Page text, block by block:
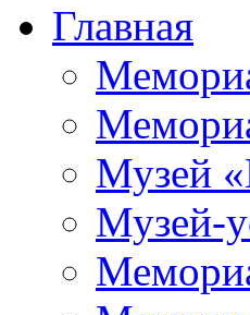
Главная
Музей
Музей-